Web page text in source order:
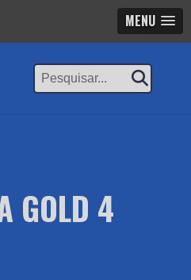
MENU
GOLD 4